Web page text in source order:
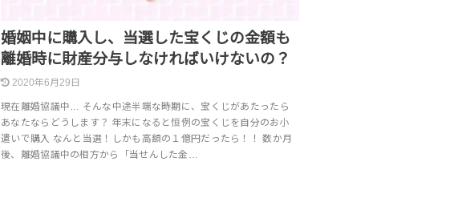
婚姻中に購入し、当選した宝くじの金額も
離婚時に財産分与しなければいけないの？
2020年6月29日
現在離婚協議中… そんな中途半端な時期に、宝くじがあたったら
あなたならどうします？ 年末になると恒例の宝くじを自分のお小
遣いで購入 なんと当選！しかも高額の１億円だったら！！ 数か月
後、離婚協議中の相方から「当せんした金…